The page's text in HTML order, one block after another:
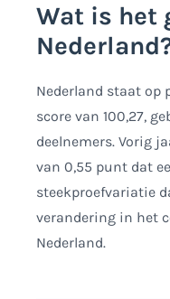
Wat is het
Nederland staat op
score van 100,27,
deelnemers. Vorig
van 0,55 punt dat
steekproefvariatie
verandering in het
Nederland.